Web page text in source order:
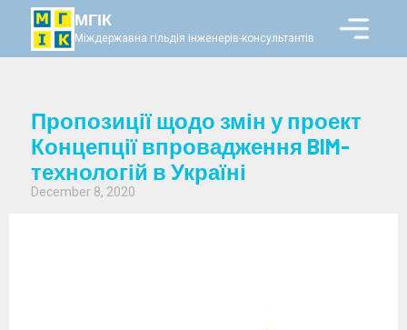
МГІК
Міждержавна гільдія інженерів-консультантів
Пропозиції щодо змін у проект
Концепції впровадження BIM-
технологій в Україні
December 8, 2020